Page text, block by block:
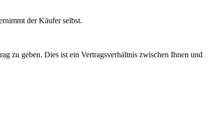
der Käufer selbst.
zu geben. Dies ist ein Vertragsverhältnis zwischen Ihnen und